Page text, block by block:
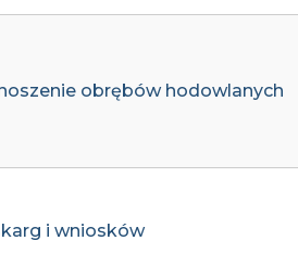
obrębów hodowlanych
i wniosków